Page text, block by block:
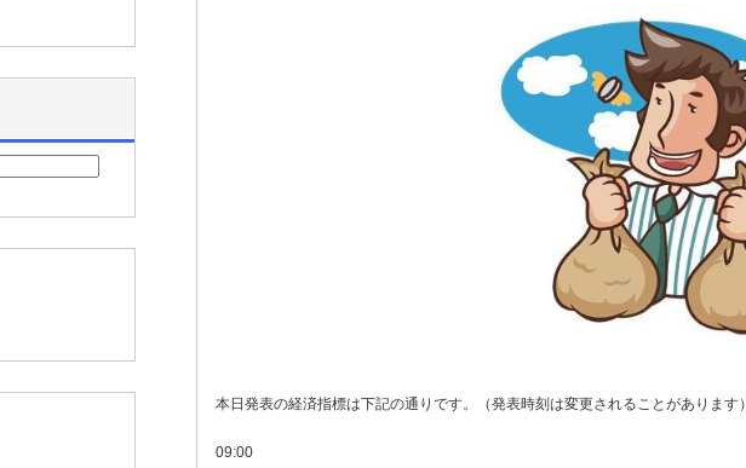
本日発表の経済指標は下記の通りです。（発表時刻は変更されることがあります
09:00